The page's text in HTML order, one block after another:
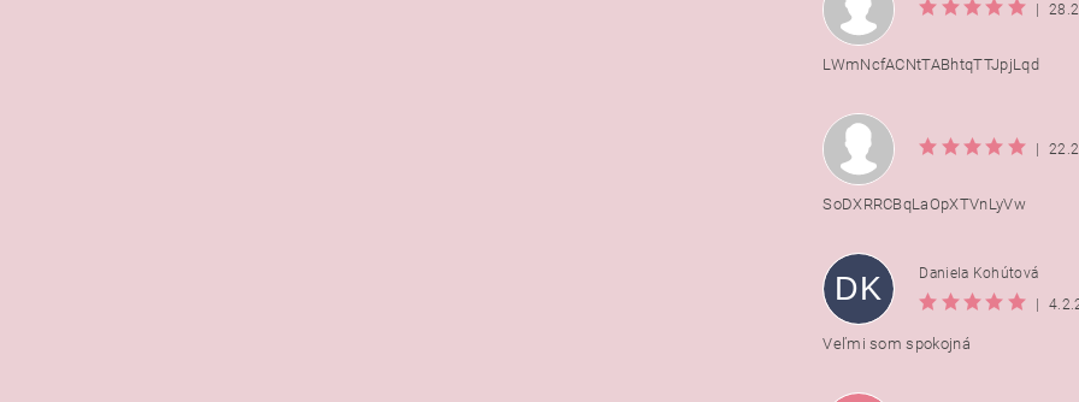
LWmNcfACNtTABhtqTTJpjLqd
SoDXRRCBqLaOpXTVnLyVw
DK
Daniela Kohútová
Veľmi som spokojná